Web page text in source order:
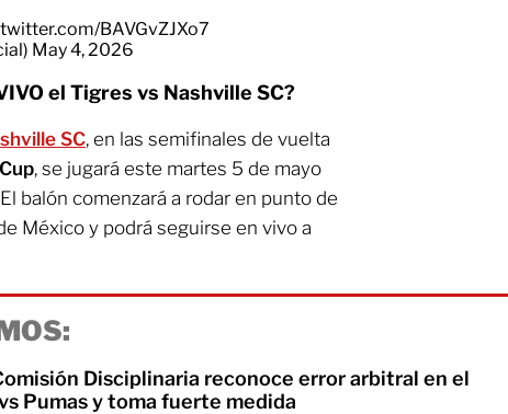
BAVGvZJXo7
May 4, 2026
el Tigres vs Nashville SC?
SC, en las semifinales de vuelta
, se jugará este martes 5 de mayo
El balón comenzará a rodar en punto de
México y podrá seguirse en vivo a
Disciplinaria reconoce error arbitral en el
Pumas y toma fuerte medida